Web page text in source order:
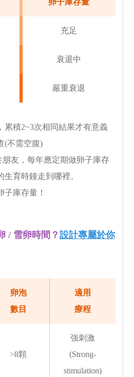
卵子庫存量
充足
衰退中
嚴重衰退
累積2~3次相同結果才有意義
(不需空腹)
朋友，每年應定期做卵子庫存
育時鐘走到哪裡。
子庫存量！
/ 雪卵時間？ 設計專屬於你
卵泡
數目
適用
療程
>8顆
強刺激
(Strong-
stimulation)